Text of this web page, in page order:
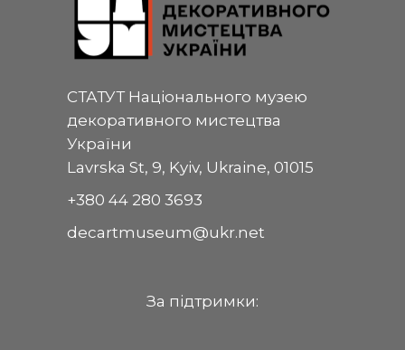
СТАТУТ Національного музею
декоративного мистецтва
України
Lavrska St, 9, Kyiv, Ukraine, 01015
+380 44 280 3693
decartmuseum@ukr.net
За пiдтримки: